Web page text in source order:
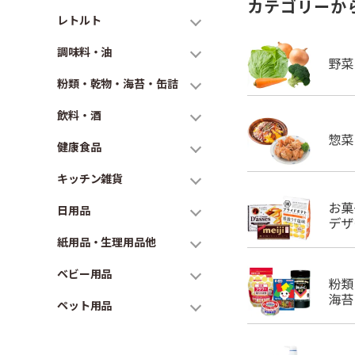
レトルト
調味料・油
粉類・乾物・海苔・缶詰
飲料・酒
健康食品
キッチン雑貨
日用品
紙用品・生理用品他
ベビー用品
ペット用品
カテゴリーか